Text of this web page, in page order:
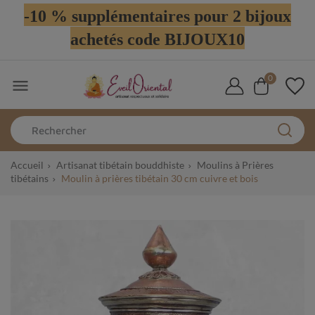
-10 % supplémentaires pour 2 bijoux
achetés code BIJOUX10
 0
Accueil Artisanat tibétain bouddhiste
Moulins à Prières
tibétains
Moulin à prières tibétain 30 cm cuivre et bois